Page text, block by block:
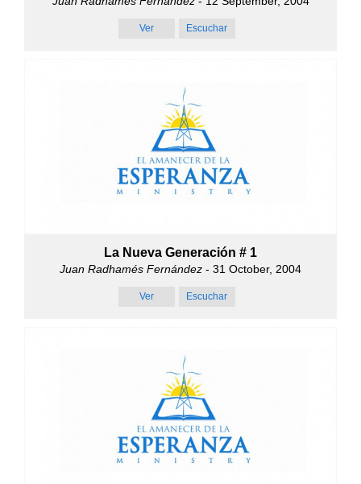
Ver Escuchar
La Nueva Generación # 1
Juan Radhamés Fernández - 31 October, 2004
Ver Escuchar